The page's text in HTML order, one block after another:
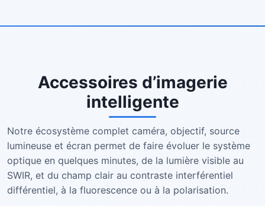
Accessoires d’imagerie
intelligente
Notre écosystème complet caméra, objectif, source
lumineuse et écran permet de faire évoluer le système
optique en quelques minutes, de la lumière visible au
SWIR, et du champ clair au contraste interférentiel
différentiel, à la fluorescence ou à la polarisation.